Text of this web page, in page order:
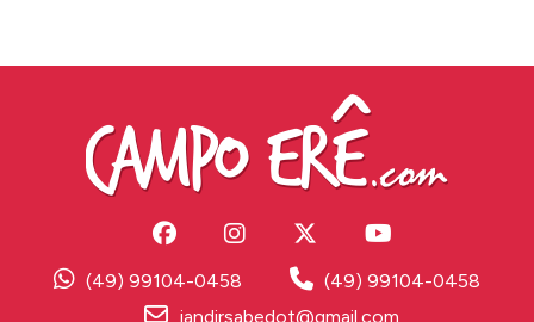
(49) 99104-0458
(49) 99104-0458
jandirsabedot@gmail.com
Copyright © 2026. Campo Êre.com
Todos os direitos reservados